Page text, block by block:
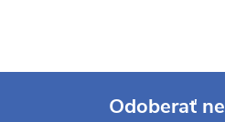
Odoberať